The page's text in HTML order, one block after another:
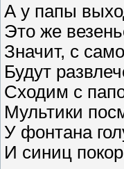
А у папы
Это же
Значит, с
Будут
Сходим с
Мультики
У фонтана
И синиц